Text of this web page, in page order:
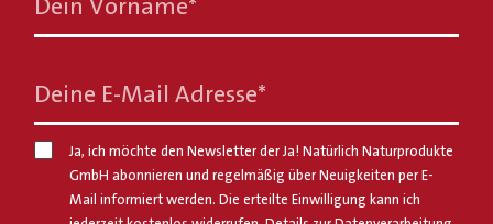
Dein Vorname*
Deine E-Mail Adresse*
Ja, ich möchte den Newsletter der Ja! Natürlich Naturprodukte
GmbH abonnieren und regelmäßig über Neuigkeiten per E-
Mail informiert werden. Die erteilte Einwilligung kann ich